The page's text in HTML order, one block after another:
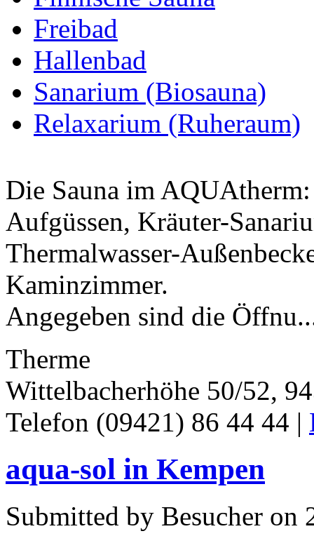
Freibad
Hallenbad
Sanarium (Biosauna)
Relaxarium (Ruheraum)
Die Sauna im
Aufgüssen, Kräuter-
Thermalwasser-
Kaminzimmer.
Angegeben sind die
Therme
Wittelbacherhöhe 50/52,
Telefon (09421) 86 44 44 |
aqua-sol in Kempen
Submitted by Besucher on